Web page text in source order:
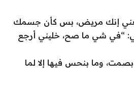
إنك مريض، بس كأن جسمك
“في شي ما صح، خليني أرجع
وما بنحس فيها إلا لما